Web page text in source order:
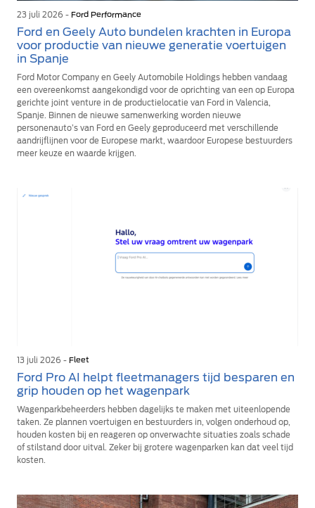
23 juli 2026 - Ford Performance
Ford en Geely Auto bundelen krachten in Europa
voor productie van nieuwe generatie voertuigen
in Spanje
Ford Motor Company en Geely Automobile Holdings hebben vandaag
een overeenkomst aangekondigd voor de oprichting van een op Europa
gerichte joint venture in de productielocatie van Ford in Valencia,
Spanje. Binnen de nieuwe samenwerking worden nieuwe
personenauto’s van Ford en Geely geproduceerd met verschillende
aandrijflijnen voor de Europese markt, waardoor Europese bestuurders
meer keuze en waarde krijgen.
13 juli 2026 - Fleet
Ford Pro AI helpt fleetmanagers tijd besparen en
grip houden op het wagenpark
Wagenparkbeheerders hebben dagelijks te maken met uiteenlopende
taken. Ze plannen voertuigen en bestuurders in, volgen onderhoud op,
houden kosten bij en reageren op onverwachte situaties zoals schade
of stilstand door uitval. Zeker bij grotere wagenparken kan dat veel tijd
kosten.